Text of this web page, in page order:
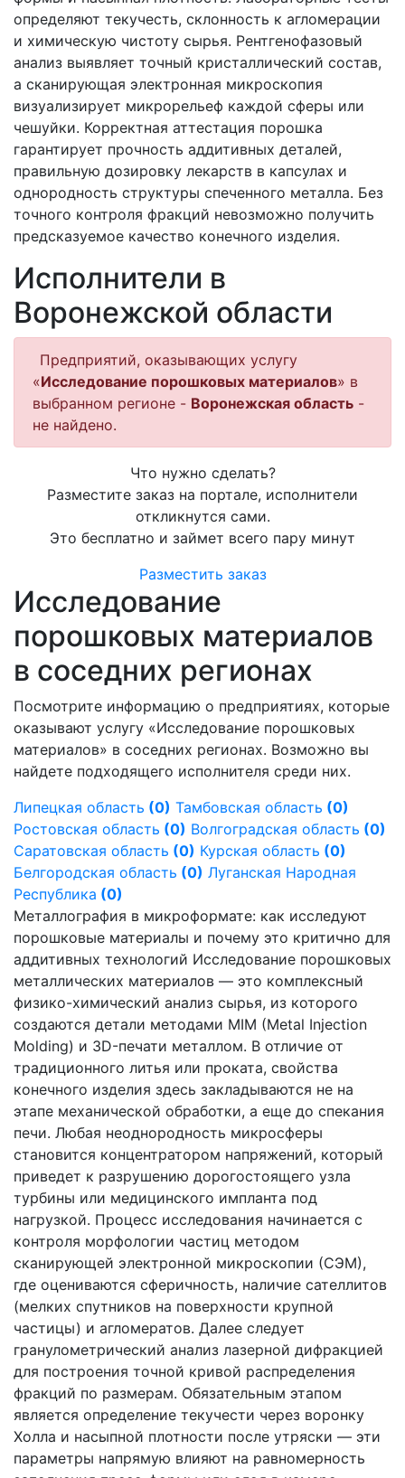
определяют текучесть, склонность к агломерации
и химическую чистоту сырья. Рентгенофазовый
анализ выявляет точный кристаллический состав,
а сканирующая электронная микроскопия
визуализирует микрорельеф каждой сферы или
чешуйки. Корректная аттестация порошка
гарантирует прочность аддитивных деталей,
правильную дозировку лекарств в капсулах и
однородность структуры спеченного металла. Без
точного контроля фракций невозможно получить
предсказуемое качество конечного изделия.
Исполнители в
Воронежской области
Предприятий, оказывающих услугу
«Исследование порошковых материалов» в
выбранном регионе - Воронежская область -
не найдено.
Что нужно сделать?
Разместите заказ на портале, исполнители
откликнутся сами.
Это бесплатно и займет всего пару минут
Разместить заказ
Исследование
порошковых материалов
в соседних регионах
Посмотрите информацию о предприятиях, которые
оказывают услугу «Исследование порошковых
материалов» в соседних регионах. Возможно вы
найдете подходящего исполнителя среди них.
Липецкая область (0) Тамбовская область (0)
Ростовская область (0) Волгоградская область (0)
Саратовская область (0) Курская область (0)
Белгородская область (0) Луганская Народная
Республика (0)
Металлография в микроформате: как исследуют
порошковые материалы и почему это критично для
аддитивных технологий Исследование порошковых
металлических материалов — это комплексный
физико-химический анализ сырья, из которого
создаются детали методами MIM (Metal Injection
Molding) и 3D-печати металлом. В отличие от
традиционного литья или проката, свойства
конечного изделия здесь закладываются не на
этапе механической обработки, а еще до спекания
печи. Любая неоднородность микросферы
становится концентратором напряжений, который
приведет к разрушению дорогостоящего узла
турбины или медицинского импланта под
нагрузкой. Процесс исследования начинается с
контроля морфологии частиц методом
сканирующей электронной микроскопии (СЭМ),
где оцениваются сферичность, наличие сателлитов
(мелких спутников на поверхности крупной
частицы) и агломератов. Далее следует
гранулометрический анализ лазерной дифракцией
для построения точной кривой распределения
фракций по размерам. Обязательным этапом
является определение текучести через воронку
Холла и насыпной плотности после утряски — эти
параметры напрямую влияют на равномерность